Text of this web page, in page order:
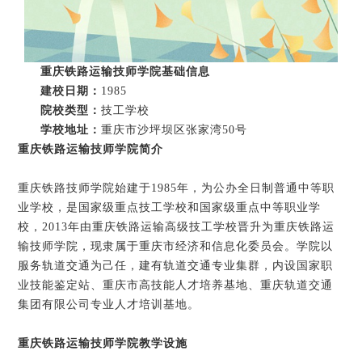
重庆铁路运输技师学院基础信息
建校日期： 1985
院校类型：技工学校
学校地址：重庆市沙坪坝区张家湾50号
重庆铁路运输技师学院简介
重庆铁路技师学院始建于1985年，为公办全日制普通中等职
业学校，是国家级重点技工学校和国家级重点中等职业学
校，2013年由重庆铁路运输高级技工学校晋升为重庆铁路运
输技师学院，现隶属于重庆市经济和信息化委员会。学院以
服务轨道交通为己任，建有轨道交通专业集群，内设国家职
业技能鉴定站、重庆市高技能人才培养基地、重庆轨道交通
集团有限公司专业人才培训基地。
重庆铁路运输技师学院教学设施